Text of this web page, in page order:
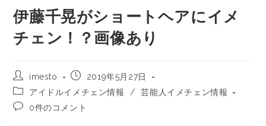
伊藤千晃がショートヘアにイメ
チェン！？画像あり
imesto
2019年5月27日
アイドルイメチェン情報
/
芸能人イメチェン情報
0件のコメント